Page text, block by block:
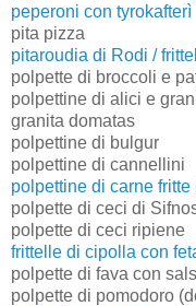
peperoni con tyrokafterì
pita pizza
pitaroudia di Rodi /
polpette di broccoli e
polpettine di alici e
granita domatas
polpettine di bulgur
polpettine di cannellini
polpettine di carne
polpette di ceci di
polpette di ceci ripiene
frittelle di cipolla con
polpette di fava con
polpette di pomodoro